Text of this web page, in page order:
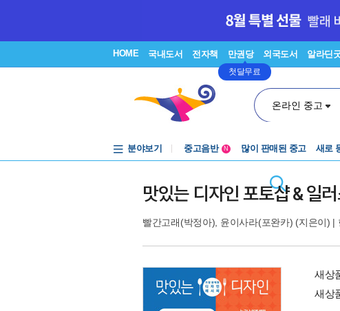
HOME 국내도서 전자책 만권당
첫달무료
외국도서 알라딘
온라인 중고
분야보기
중고음반
중고음반
N 많이 판매된 중고 새로
맛있는 디자인 포토샵 & 일
빨간고래(박정아) 윤이사라(포완카) (지은이) |
새상
새상